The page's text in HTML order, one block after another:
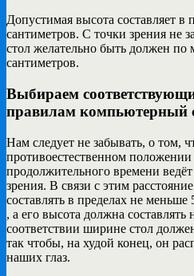
Допустимая высота составляет
сантиметров. С точки зрения не
стол желательно быть должен
сантиметров.
Выбираем
правилам компьютерный
Нам следует не забывать, о том,
противоестественном положении
продолжительного времени
зрения. В связи с этим
составлять в пределах не меньше
, а его высота должна составлять
соответствии ширине стол
так чтобы, на худой конец, он
наших глаз.